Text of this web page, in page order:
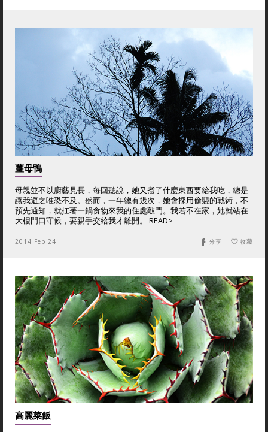
薑母鴨
母親並不以廚藝見長，每回聽說，她又煮了什麼東西要給我吃，總是
讓我避之唯恐不及。然而，一年總有幾次，她會採用偷襲的戰術，不
預先通知，就扛著一鍋食物來我的住處敲門。我若不在家，她就站在
大樓門口守候，要親手交給我才離開。 READ>
2014 Feb 24 收藏
分享
高麗菜飯